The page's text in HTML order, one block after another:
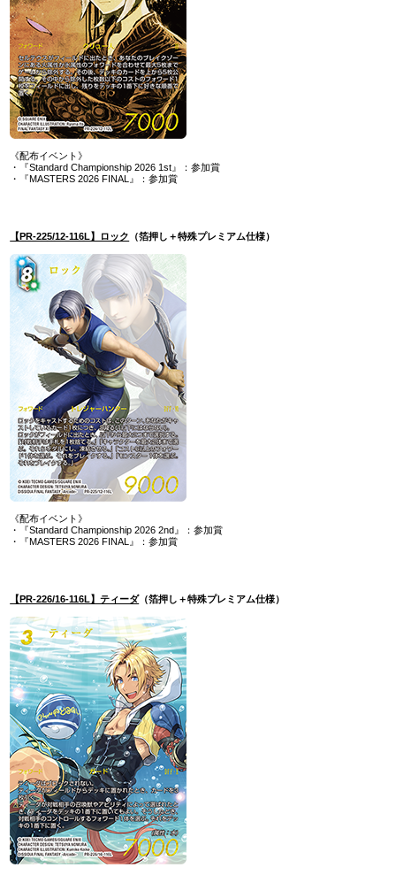
《配布イベント》
・『Standard Championship 2026 1st』：参加賞
・『MASTERS 2026 FINAL』：参加賞
【PR-225/12-116L】ロック （箔押し＋特殊プレミアム仕様）
《配布イベント》
・『Standard Championship 2026 2nd』：参加賞
・『MASTERS 2026 FINAL』：参加賞
【PR-226/16-116L】ティーダ（箔押し＋特殊プレミアム仕様）